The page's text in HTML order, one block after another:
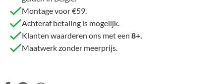
Montage voor €59.
Achteraf betaling is mogelijk.
Klanten waarderen ons met een 8+.
Maatwerk zonder meerprijs.